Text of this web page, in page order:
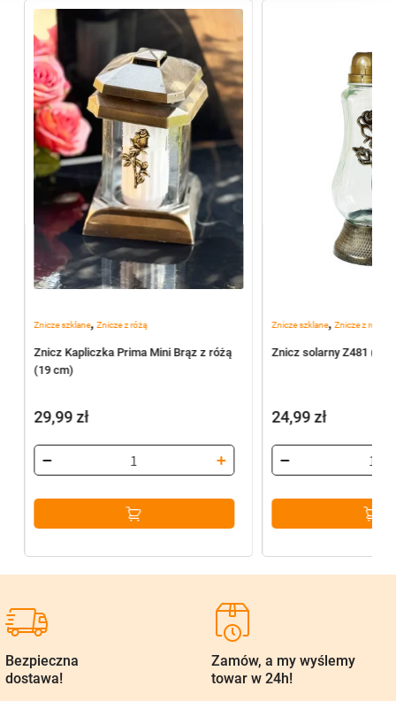
Znicze szklane, Znicze z różą
Znicz Kapliczka Prima Mini Brąz z różą
(19 cm)
29,99zł
Znicze szklane,Znicze z różą
Znicz solarny Z481
24,99zł
Bezpieczna
dostawa!
Zamów, a my wyślemy
towar w 24h!